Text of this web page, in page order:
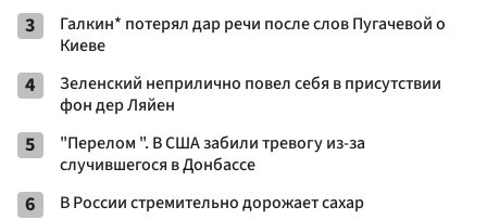
3
Галкин* потерял дар речи после слов Пугачевой о
Киеве
4
Зеленский неприлично повел cебя в присутствии
фон дер Ляйен
5
"Перелом ". В США забили тревогу из-за
случившегося в Донбассе
6 В России стремительно дорожает сахар